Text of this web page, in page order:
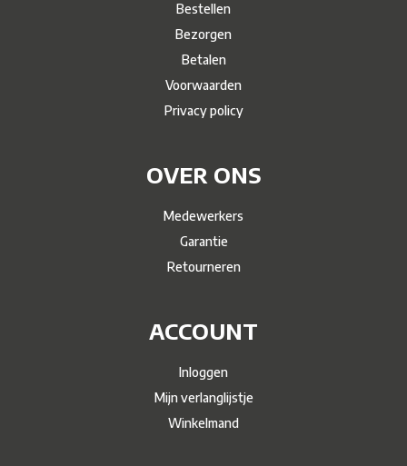
Bestellen
Bezorgen
Betalen
Voorwaarden
Privacy policy
OVER ONS
Medewerkers
Garantie
Retourneren
ACCOUNT
Inloggen
Mijn verlanglijstje
Winkelmand